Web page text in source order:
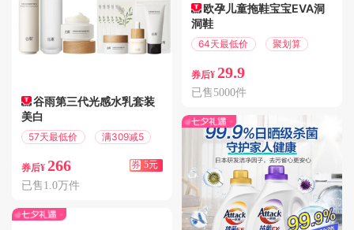
谷雨第三代光感水乳套装
美白
57天最低价 满309减5
券后¥ 266 券 5元
已售1.0万件
欧孕儿童拖鞋宝宝EVA洞
洞鞋
64天最低价 聚划算
券后¥ 29.9
已售5000件